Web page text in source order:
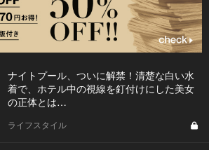
ナイトプール、ついに解禁！清楚な白い水
着で、ホテル中の視線を釘付けにした美女
の正体とは…
ライフスタイル